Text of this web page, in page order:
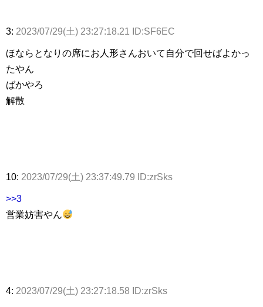
3: 2023/07/29(土) 23:27:18.21 ID:SF6EC
ほならとなりの席にお人形さんおいて自分で回せばよかっ
たやん
ばかやろ
解散
10: 2023/07/29(土) 23:37:49.79 ID:zrSks
>>3
営業妨害やん
4: 2023/07/29(土) 23:27:18.58 ID:zrSks